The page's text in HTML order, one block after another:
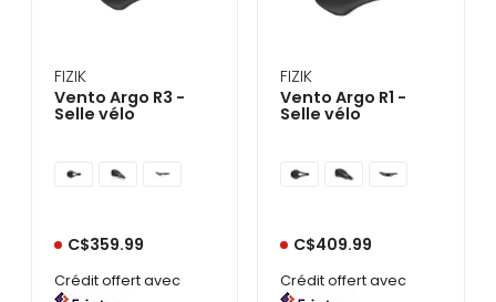
FIZIK
Vento Argo R3 -
Selle vélo
C$359.99
Crédit offert avec
FIZIK
Vento Argo R1 -
Selle vélo
C$409.99
Crédit offert avec